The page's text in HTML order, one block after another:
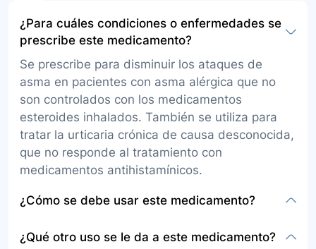
¿Para cuáles condiciones o enfermedades se
prescribe este medicamento?
Se prescribe para disminuir los ataques de
asma en pacientes con asma alérgica que no
son controlados con los medicamentos
esteroides inhalados. También se utiliza para
tratar la urticaria crónica de causa desconocida,
que no responde al tratamiento con
medicamentos antihistamínicos.
¿Cómo se debe usar este medicamento?
subcutánea, siguiendo las indicaciones de dosis
¿Qué otro uso se le da a este medicamento?